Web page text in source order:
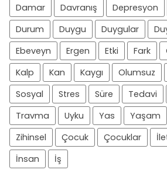
Damar
Davranış Depresyon
Durum
Duygu Duygular
Ebeveyn
Ergen Etki Fark
Kalp
Kan Kaygı Olumsuz
Sosyal
Stres Süre Tedavi
Travma
Uyku Yas Yaşam
Zihinsel
Çocuk Çocuklar
İnsan
İş